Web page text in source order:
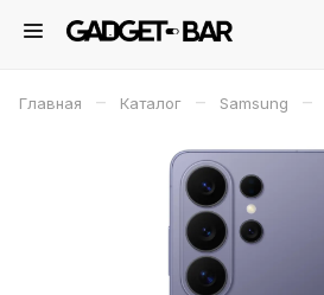
Главная – Каталог – Samsung –